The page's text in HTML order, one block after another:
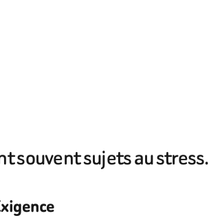
souvent sujets au stress.